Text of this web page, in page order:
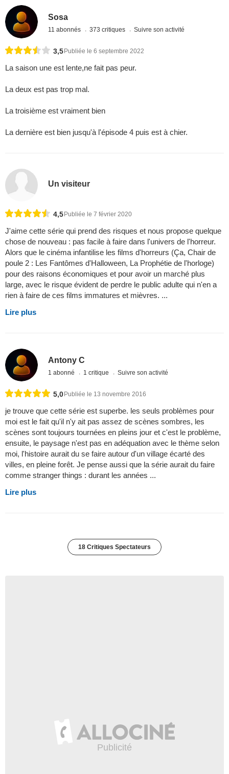
Sosa
11 abonnés 373 critiques Suivre son activité
3,5Publiée le 6 septembre 2022
La saison une est lente,ne fait pas peur.
La deux est pas trop mal.
La troisième est vraiment bien
La dernière est bien jusqu'à l'épisode 4 puis est à chier.
Un visiteur
4,5Publiée le 7 février 2020
J'aime cette série qui prend des risques et nous propose quelque
chose de nouveau : pas facile à faire dans l'univers de l'horreur.
Alors que le cinéma infantilise les films d'horreurs (Ça, Chair de
poule 2 : Les Fantômes d'Halloween, La Prophétie de l'horloge)
pour des raisons économiques et pour avoir un marché plus
large, avec le risque évident de perdre le public adulte qui n'en a
rien à faire de ces films immatures et mièvres. ...
Lire plus
Antony C
1 abonné 1 critique Suivre son activité
5,0 Publiée le 13 novembre 2016
je trouve que cette série est superbe. les seuls problèmes pour
moi est le fait qu'il n'y ait pas assez de scènes sombres, les
scènes sont toujours tournées en pleins jour et c'est le problème,
ensuite, le paysage n'est pas en adéquation avec le thème selon
moi, l'histoire aurait du se faire autour d'un village écarté des
villes, en pleine forêt. Je pense aussi que la série aurait du faire
comme stranger things : durant les années ...
Lire plus
18 Critiques Spectateurs